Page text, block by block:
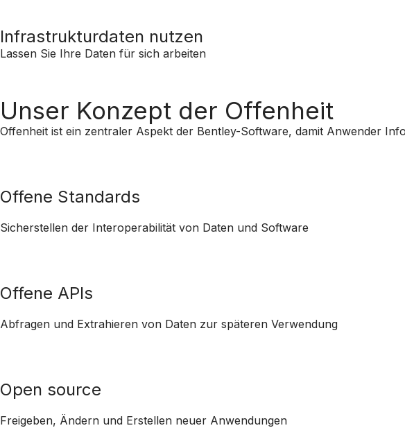
Infrastrukturdaten nutzen
Lassen Sie Ihre Daten für sich arbeiten
Unser Konzept der Offenheit
Offenheit ist ein zentraler Aspekt der Bentley-Software, damit Anwender
Offene Standards
Sicherstellen der Interoperabilität von Daten und Software
Offene APIs
Abfragen und Extrahieren von Daten zur späteren Verwendung
Open source
Freigeben, Ändern und Erstellen neuer Anwendungen